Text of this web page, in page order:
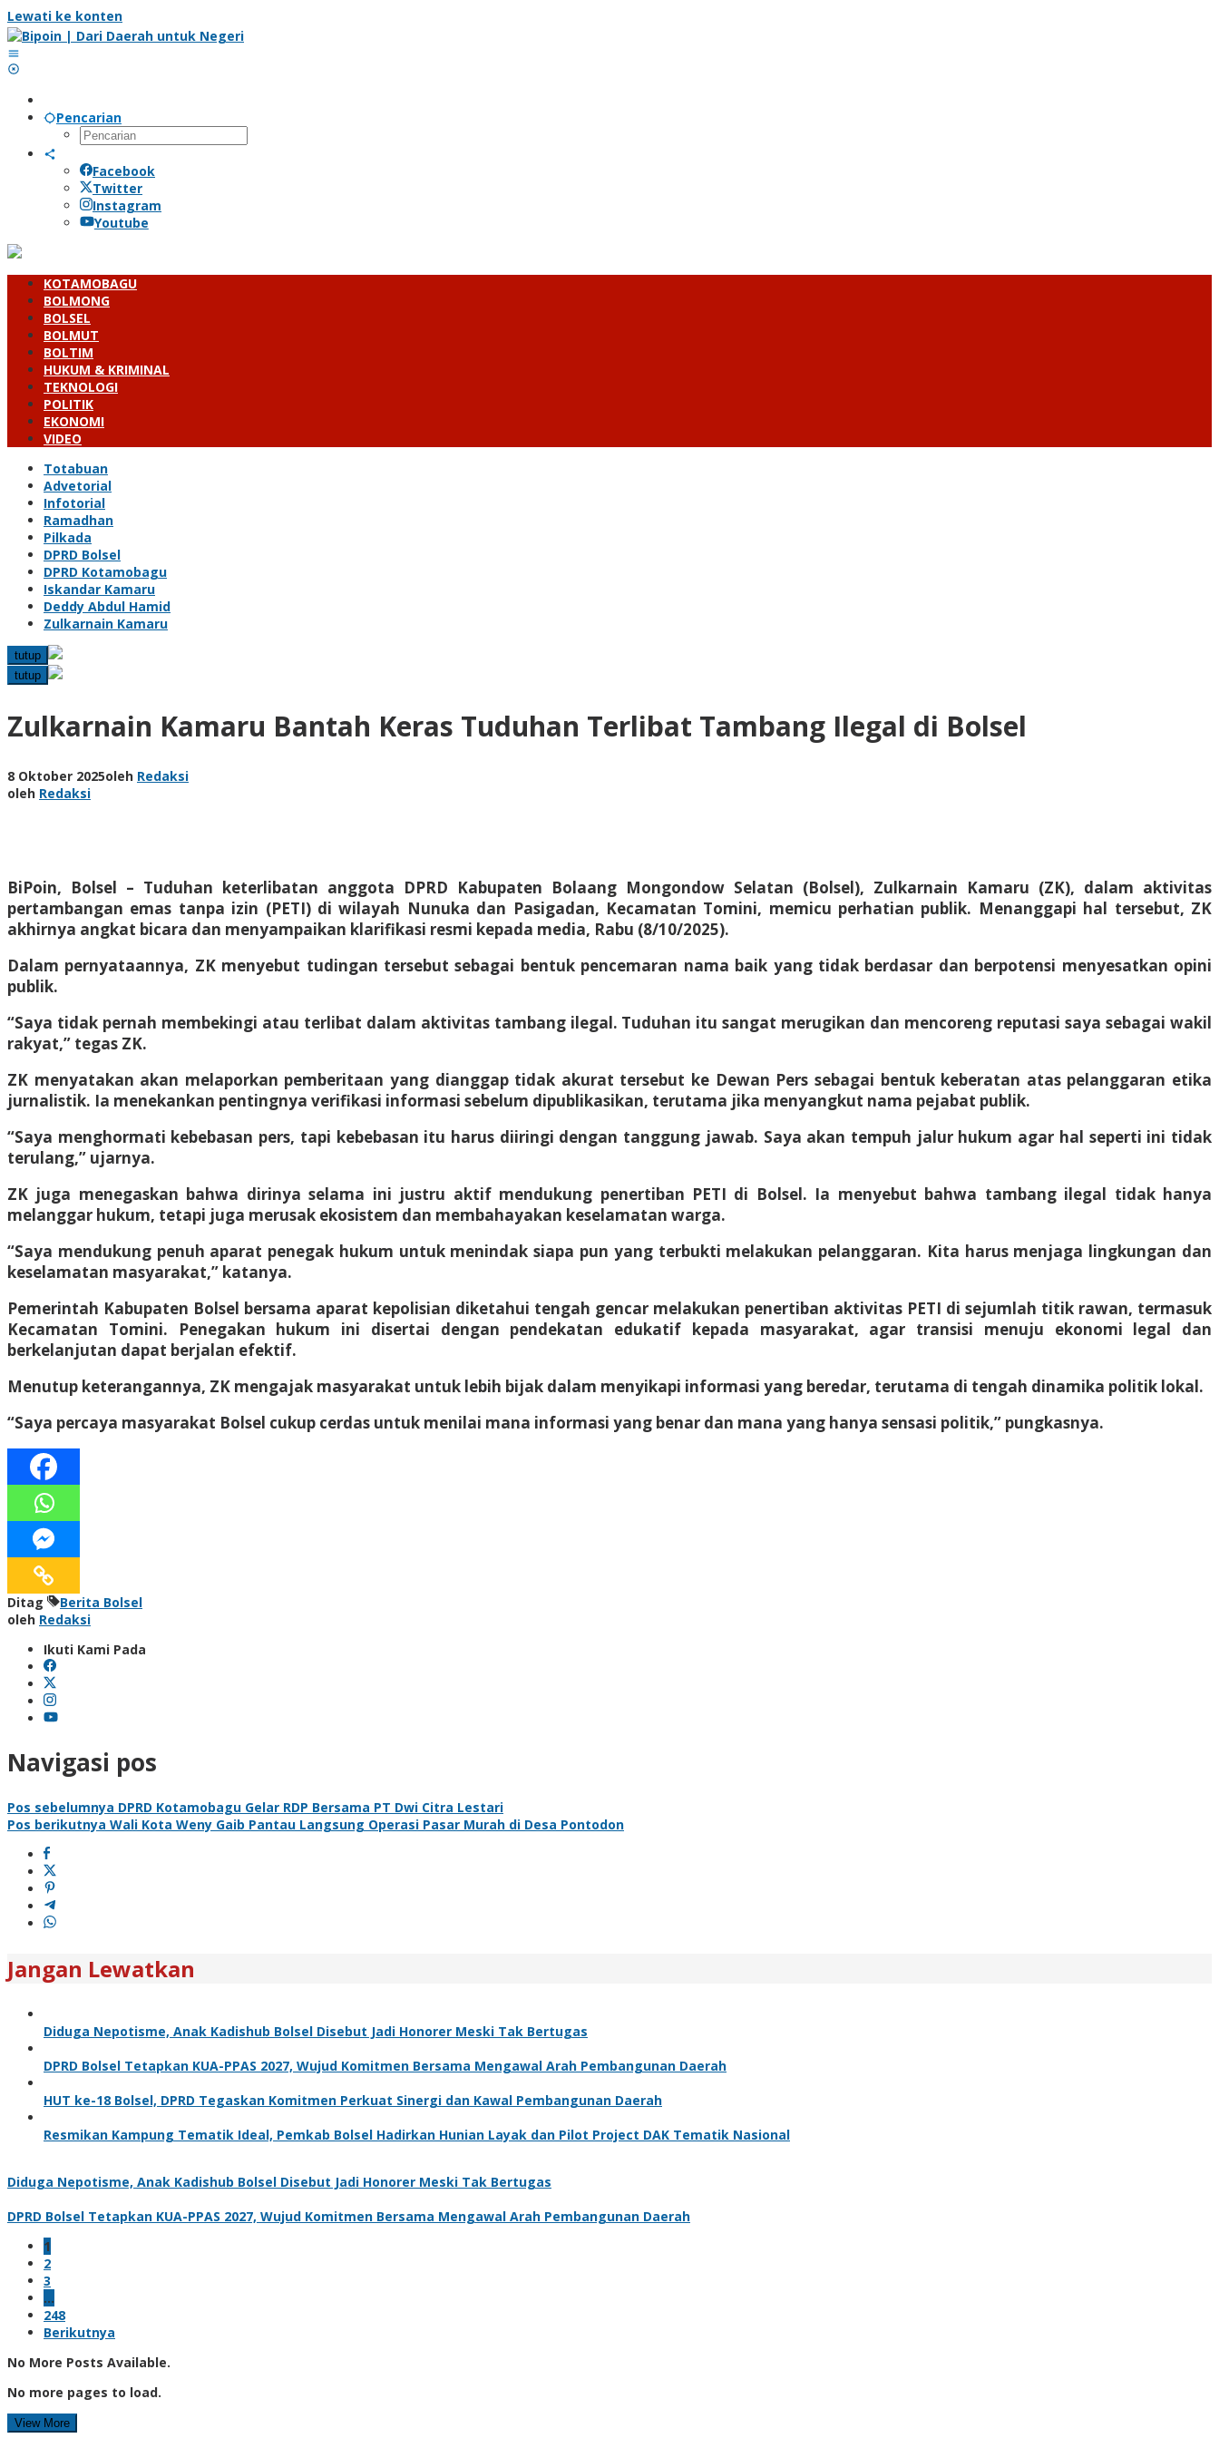
Lewati ke konten
Pencarian
Facebook
Twitter
Instagram
Youtube
KOTAMOBAGU
BOLMONG
BOLSEL
BOLMUT
BOLTIM
HUKUM & KRIMINAL
TEKNOLOGI
POLITIK
EKONOMI
VIDEO
Totabuan
Advetorial
Infotorial
Ramadhan
Pilkada
DPRD Bolsel
DPRD Kotamobagu
Iskandar Kamaru
Deddy Abdul Hamid
Zulkarnain Kamaru
tutup
tutup
Zulkarnain Kamaru Bantah Keras Tuduhan Terlibat Tambang Ilegal di Bolsel
8 Oktober 2025oleh Redaksi
oleh Redaksi
BiPoin, Bolsel – Tuduhan keterlibatan anggota DPRD Kabupaten Bolaang Mongondow Selatan (Bolsel), Zulkarnain Kamaru (ZK), dalam aktivitas
pertambangan emas tanpa izin (PETI) di wilayah Nunuka dan Pasigadan, Kecamatan Tomini, memicu perhatian publik. Menanggapi hal tersebut, ZK
akhirnya angkat bicara dan menyampaikan klarifikasi resmi kepada media, Rabu (8/10/2025).
Dalam pernyataannya, ZK menyebut tudingan tersebut sebagai bentuk pencemaran nama baik yang tidak berdasar dan berpotensi menyesatkan opini
publik.
“Saya tidak pernah membekingi atau terlibat dalam aktivitas tambang ilegal. Tuduhan itu sangat merugikan dan mencoreng reputasi saya sebagai wakil
rakyat,” tegas ZK.
ZK menyatakan akan melaporkan pemberitaan yang dianggap tidak akurat tersebut ke Dewan Pers sebagai bentuk keberatan atas pelanggaran etika
jurnalistik. Ia menekankan pentingnya verifikasi informasi sebelum dipublikasikan, terutama jika menyangkut nama pejabat publik.
“Saya menghormati kebebasan pers, tapi kebebasan itu harus diiringi dengan tanggung jawab. Saya akan tempuh jalur hukum agar hal seperti ini tidak
terulang,” ujarnya.
ZK juga menegaskan bahwa dirinya selama ini justru aktif mendukung penertiban PETI di Bolsel. Ia menyebut bahwa tambang ilegal tidak hanya
melanggar hukum, tetapi juga merusak ekosistem dan membahayakan keselamatan warga.
“Saya mendukung penuh aparat penegak hukum untuk menindak siapa pun yang terbukti melakukan pelanggaran. Kita harus menjaga lingkungan dan
keselamatan masyarakat,” katanya.
Pemerintah Kabupaten Bolsel bersama aparat kepolisian diketahui tengah gencar melakukan penertiban aktivitas PETI di sejumlah titik rawan, termasuk
Kecamatan Tomini. Penegakan hukum ini disertai dengan pendekatan edukatif kepada masyarakat, agar transisi menuju ekonomi legal dan
berkelanjutan dapat berjalan efektif.
Menutup keterangannya, ZK mengajak masyarakat untuk lebih bijak dalam menyikapi informasi yang beredar, terutama di tengah dinamika politik lokal.
“Saya percaya masyarakat Bolsel cukup cerdas untuk menilai mana informasi yang benar dan mana yang hanya sensasi politik,” pungkasnya.
Ditag
Berita Bolsel
oleh Redaksi
Ikuti Kami Pada
Navigasi pos
Pos sebelumnya DPRD Kotamobagu Gelar RDP Bersama PT Dwi Citra Lestari
Pos berikutnya Wali Kota Weny Gaib Pantau Langsung Operasi Pasar Murah di Desa Pontodon
Jangan Lewatkan
Diduga Nepotisme, Anak Kadishub Bolsel Disebut Jadi Honorer Meski Tak Bertugas
DPRD Bolsel Tetapkan KUA-PPAS 2027, Wujud Komitmen Bersama Mengawal Arah Pembangunan Daerah
HUT ke-18 Bolsel, DPRD Tegaskan Komitmen Perkuat Sinergi dan Kawal Pembangunan Daerah
Resmikan Kampung Tematik Ideal, Pemkab Bolsel Hadirkan Hunian Layak dan Pilot Project DAK Tematik Nasional
Diduga Nepotisme, Anak Kadishub Bolsel Disebut Jadi Honorer Meski Tak Bertugas
DPRD Bolsel Tetapkan KUA-PPAS 2027, Wujud Komitmen Bersama Mengawal Arah Pembangunan Daerah
1
2
3
…
248
Berikutnya
No More Posts Available.
No more pages to load.
View More